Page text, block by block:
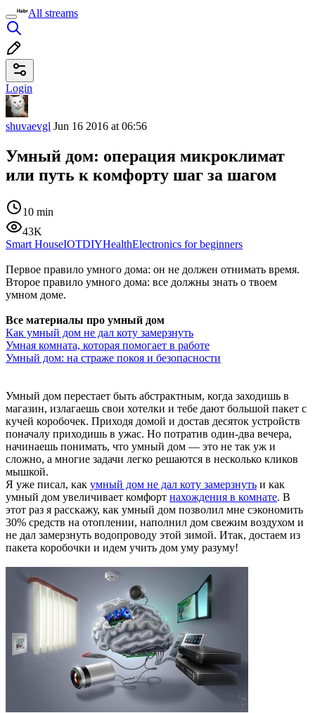
All streams
Login
shuvaevgl Jun 16 2016 at 06:56
Умный дом: операция микроклимат
или путь к комфорту шаг за шагом
10 min
43K
Smart HouseIOTDIYHealthElectronics for beginners
Первое правило умного дома: он не должен отнимать время.
Второе правило умного дома: все должны знать о твоем
умном доме.
Все материалы про умный дом
Как умный дом не дал коту замерзнуть
Умная комната, которая помогает в работе
Умный дом: на страже покоя и безопасности
Умный дом перестает быть абстрактным, когда заходишь в
магазин, излагаешь свои хотелки и тебе дают большой пакет с
кучей коробочек. Приходя домой и достав десяток устройств
поначалу приходишь в ужас. Но потратив один-два вечера,
начинаешь понимать, что умный дом — это не так уж и
сложно, а многие задачи легко решаются в несколько кликов
мышкой.
Я уже писал, как умный дом не дал коту замерзнуть и как
умный дом увеличивает комфорт нахождения в комнате. В
этот раз я расскажу, как умный дом позволил мне сэкономить
30% средств на отоплении, наполнил дом свежим воздухом и
не дал замерзнуть водопроводу этой зимой. Итак, достаем из
пакета коробочки и идем учить дом уму разуму!